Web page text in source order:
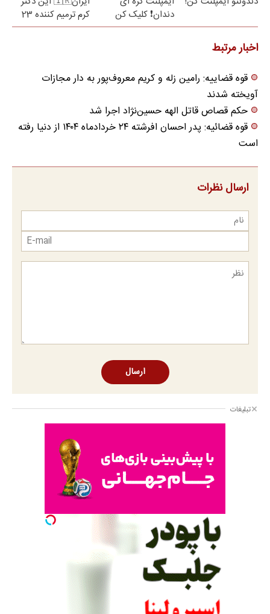
دندان❗ کلیک کن
کرم ترمیم کننده 23
روزه ساخت!
اخبار مرتبط
قوه قضاییه: رامین زله و کریم معروف‌پور به دار مجازات
آویخته شدند
حکم قصاص قاتل الهه حسین‌نژاد اجرا شد
قوه قضائیه: پدر احسان افرشته ۲۴ خردادماه ۱۴۰۴ از دنیا رفته
است
ارسال نظرات
ارسال
تبلیغات